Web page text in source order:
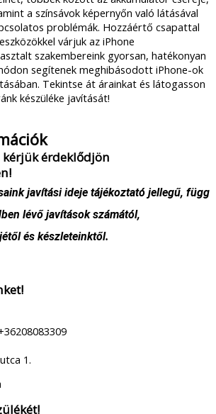
a színsávok képernyőn való látásával
problémák. Hozzáértő csapattal
várjuk az iPhone
szakembereink gyorsan, hatékonyan
segítenek meghibásodott iPhone-ok
Tekintse át árainkat és látogasson
készüléke javítását!
érdeklődjön
javítási ideje tájékoztató jellegű, függ
lévő javítások számától,
és készleteinktől.
1.